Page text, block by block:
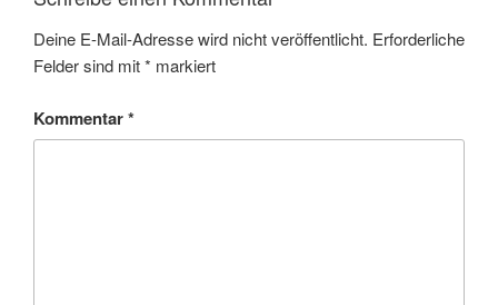
Deine E-Mail-Adresse wird nicht veröffentlicht. Erforderliche
Felder sind mit* markiert
Kommentar*